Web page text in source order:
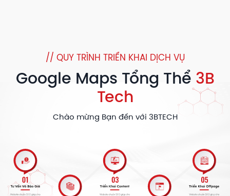
// QUY TRÌNH TRIỂN KHAI DỊCH VỤ
Google Maps Tổng Thể 3B
Tech
Chào mừng Bạn đến với 3BTECH